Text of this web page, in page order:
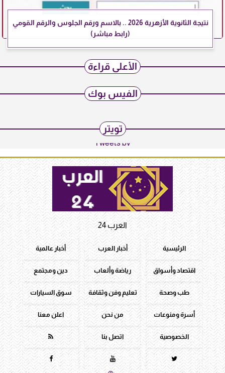
نتيجة الثانوية الأزهرية 2026 .. بالاسم ورقم الجلوس والرقم القومي
(رابط مباشر)
الأعلى قراءة
الفيس بوك
تويتر
Tweets by
العرب 24
الرئيسية أخبار العرب أخبار عالمية
اقتصاد وأسواق رياضة وألعاب دين ومجتمع
طب وصحة تعليم وفن وثقافة سوق السيارات
أسرة ومنوعات من نحن اعلن معنا
الخصوصية اتصل بنا 


